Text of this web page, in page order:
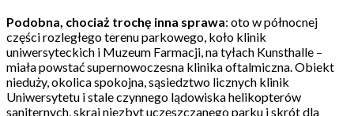
Podobna, chociaż trochę inna sprawa: oto w północnej
części rozległego terenu parkowego, koło klinik
uniwersyteckich i Muzeum Farmacji, na tyłach Kunsthalle –
miała powstać supernowoczesna klinika oftalmiczna. Obiekt
nieduży, okolica spokojna, sąsiedztwo licznych klinik
Uniwersytetu i stale czynnego lądowiska helikopterów
saniternych, skraj niezbyt uczęszczanego parku i skrót dla